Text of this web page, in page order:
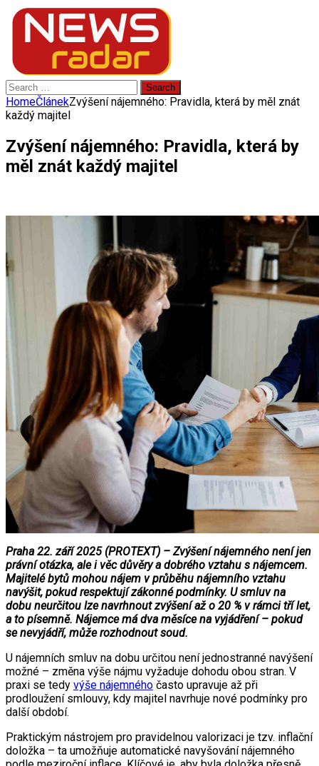
Search
for:
HomeČlánekZvýšení nájemného: Pravidla, která by měl znát
každý majitel
Zvýšení nájemného: Pravidla, která by
měl znát každý majitel
Praha 22. září 2025 (PROTEXT) – Zvýšení nájemného není jen
právní otázka, ale i věc důvěry a dobrého vztahu s nájemcem.
Majitelé bytů mohou nájem v průběhu nájemního vztahu
navýšit, pokud respektují zákonné podmínky. U smluv na
dobu neurčitou lze navrhnout zvýšení až o 20 % v rámci tří let,
a to písemně. Nájemce má dva měsíce na vyjádření – pokud
se nevyjádří, může rozhodnout soud.
U nájemních smluv na dobu určitou není jednostranné navýšení
možné – změna výše nájmu vyžaduje dohodu obou stran. V
praxi se tedy výše nájemného často upravuje až při
prodloužení smlouvy, kdy majitel navrhuje nové podmínky pro
další období.
Praktickým nástrojem pro pravidelnou valorizaci je tzv. inflační
doložka – ta umožňuje automatické navyšování nájemného